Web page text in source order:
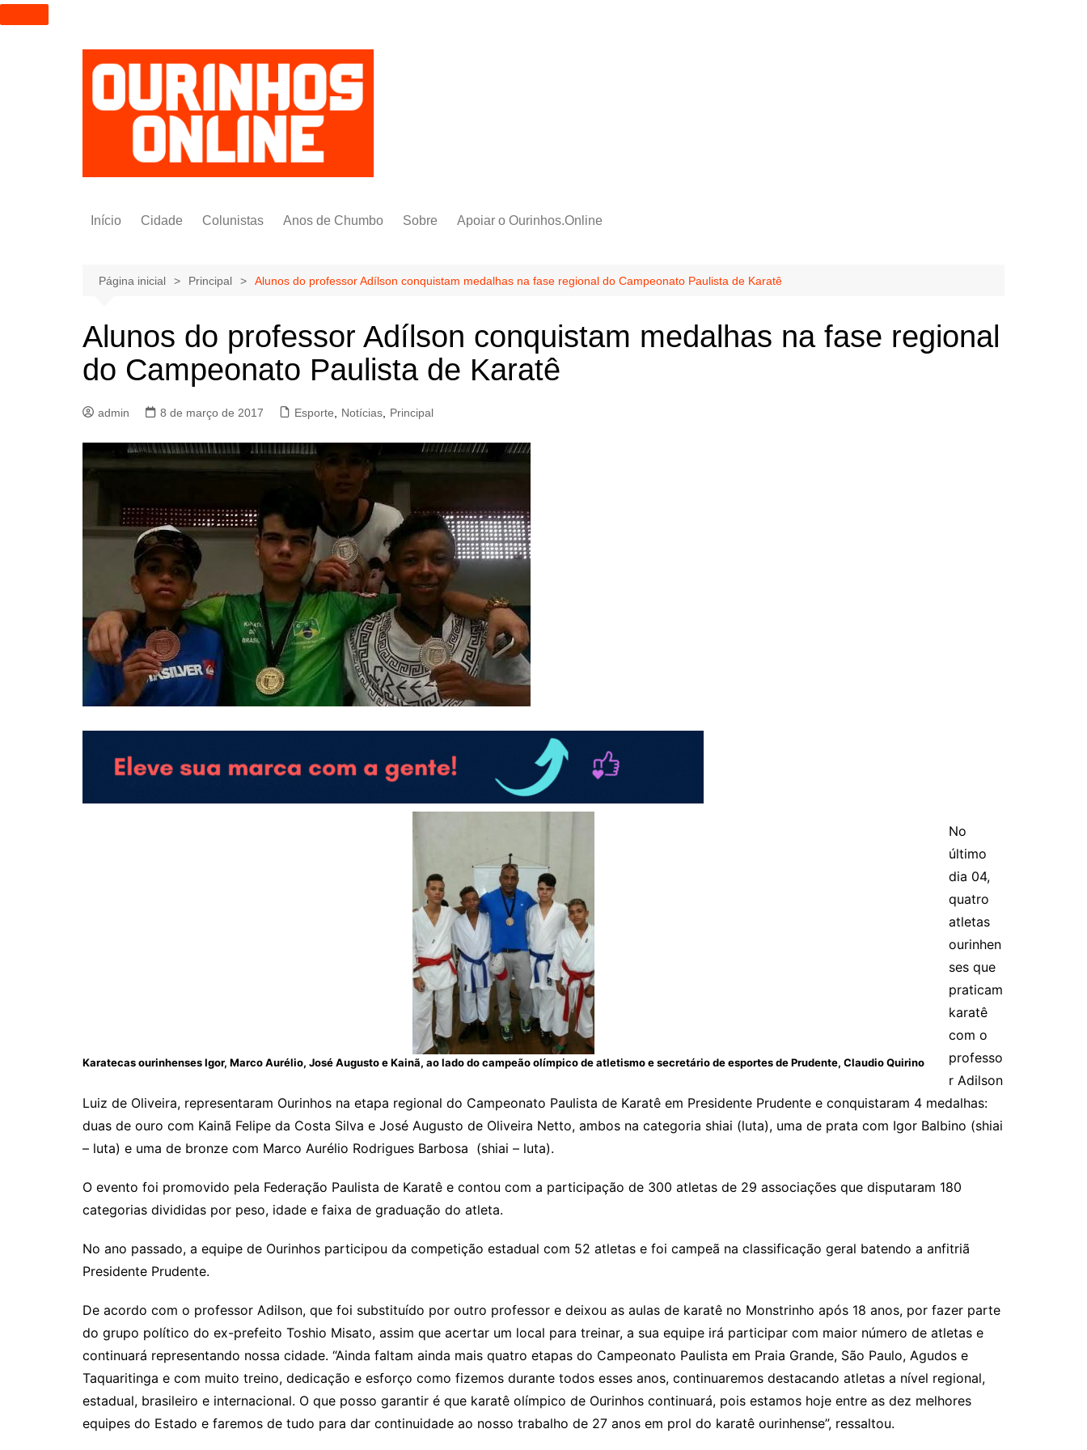
I
r
Início Cidade Colunistas
Pedro Saldida
Bruno Yashinishi
Anos de Chumbo Sobre Apoiar o Ourinhos.Online
Página inicial Principal Alunos do professor Adílson conquistam medalhas na fase regional do Campeonato Paulista de Karatê
Alunos do professor Adílson conquistam medalhas na fase regional
do Campeonato Paulista de Karatê
admin 8 de março de 2017 Esporte, Notícias, Principal
Karatecas ourinhenses Igor, Marco Aurélio, José Augusto e Kainã, ao lado do campeão olímpico de atletismo e secretário de esportes de Prudente, Claudio Quirino
No
último
dia 04,
quatro
atletas
ourinhen
ses que
praticam
karatê
com o
professo
r Adilson
Luiz de Oliveira, representaram Ourinhos na etapa regional do Campeonato Paulista de Karatê em Presidente Prudente e conquistaram 4 medalhas:
duas de ouro com Kainã Felipe da Costa Silva e José Augusto de Oliveira Netto, ambos na categoria shiai (luta), uma de prata com Igor Balbino (shiai
– luta) e uma de bronze com Marco Aurélio Rodrigues Barbosa (shiai – luta).
O evento foi promovido pela Federação Paulista de Karatê e contou com a participação de 300 atletas de 29 associações que disputaram 180
categorias divididas por peso, idade e faixa de graduação do atleta.
No ano passado, a equipe de Ourinhos participou da competição estadual com 52 atletas e foi campeã na classificação geral batendo a anfitriã
Presidente Prudente.
De acordo com o professor Adilson, que foi substituído por outro professor e deixou as aulas de karatê no Monstrinho após 18 anos, por fazer parte
do grupo político do ex-prefeito Toshio Misato, assim que acertar um local para treinar, a sua equipe irá participar com maior número de atletas e
continuará representando nossa cidade. “Ainda faltam ainda mais quatro etapas do Campeonato Paulista em Praia Grande, São Paulo, Agudos e
Taquaritinga e com muito treino, dedicação e esforço como fizemos durante todos esses anos, continuaremos destacando atletas a nível regional,
estadual, brasileiro e internacional. O que posso garantir é que karatê olímpico de Ourinhos continuará, pois estamos hoje entre as dez melhores
equipes do Estado e faremos de tudo para dar continuidade ao nosso trabalho de 27 anos em prol do karatê ourinhense”, ressaltou.